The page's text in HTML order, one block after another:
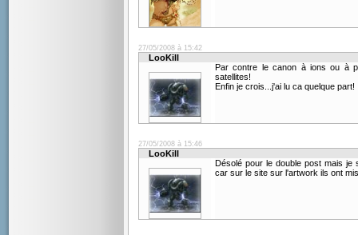
27/05/2008 à 15:42
LooKill
Par contre le canon à ions ou à
satellites!
Enfin je crois...j'ai lu ca quelque part!
27/05/2008 à 15:46
LooKill
Désolé pour le double post mais
car sur le site sur l'artwork ils ont